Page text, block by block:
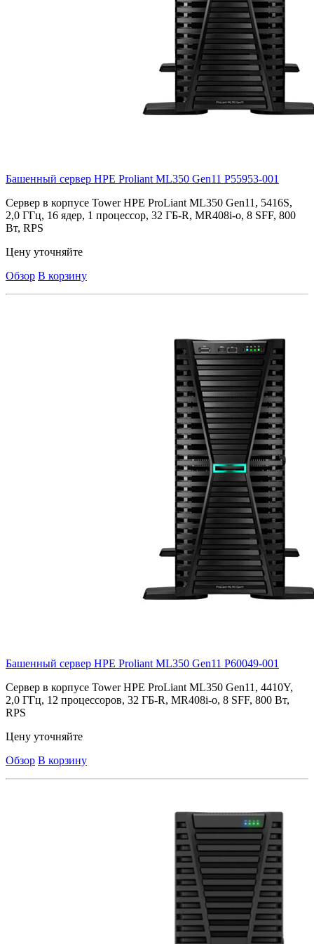
Башенный сервер HPE Proliant ML350 Gen11 P55953-001
Cервер в корпусе Tower HPE ProLiant ML350 Gen11, 5416S,
2,0 ГГц, 16 ядер, 1 процессор, 32 ГБ-R, MR408i-o, 8 SFF, 800
Вт, RPS
Цену уточняйте
Обзор В корзину
Башенный сервер HPE Proliant ML350 Gen11 P60049-001
Cервер в корпусе Tower HPE ProLiant ML350 Gen11, 4410Y,
2,0 ГГц, 12 процессоров, 32 ГБ-R, MR408i-o, 8 SFF, 800 Вт,
RPS
Цену уточняйте
Обзор В корзину